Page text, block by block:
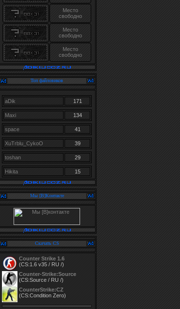
Место
свободно
Место
свободно
Место
свободно
Топ файловиков
aDik 171
Maxi 134
space 41
XuTrblu_CykoO 39
toshan 29
Hikita 15
Мы [В]Контакте
Скачать CS
Counter Strike 1.6
(CS:1.6 v35 / RU /)
Counter-Strike:Source
(CS:Source / RU /)
CounterStrike:CZ
(CS:Condition Zero)